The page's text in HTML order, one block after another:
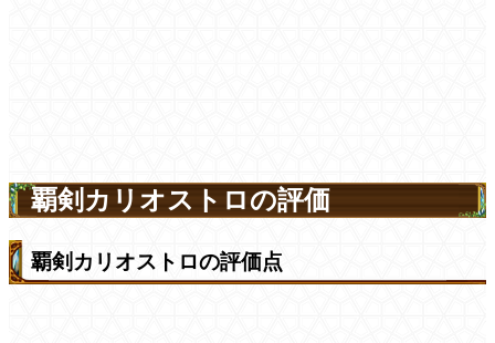
覇剣カリオストロの評価
覇剣カリオストロの評価点